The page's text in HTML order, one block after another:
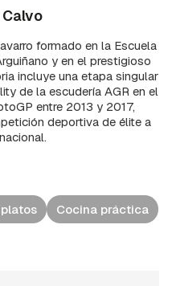
formado en la Escuela
y en el prestigioso
incluye una etapa singular
de la escudería AGR en el
entre 2013 y 2017,
deportiva de élite a
Cocina práctica